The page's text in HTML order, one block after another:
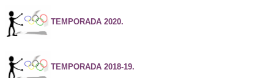
TEMPORADA 2020.
TEMPORADA 2018-19.